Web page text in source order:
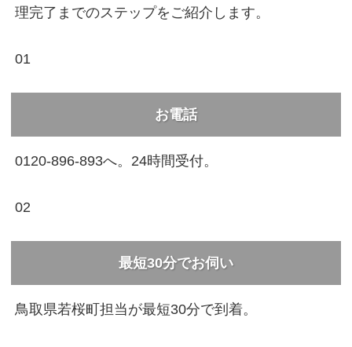
理完了までのステップをご紹介します。
01
お電話
0120-896-893へ。24時間受付。
02
最短30分でお伺い
鳥取県若桜町担当が最短30分で到着。